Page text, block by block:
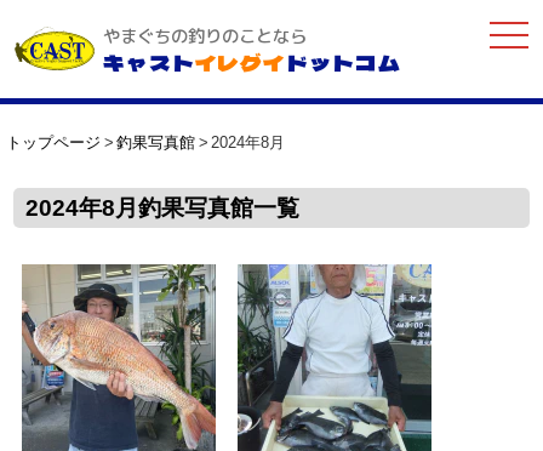
やまぐちの釣りのことなら
キャストイレグイドットコム
トップページ 釣果写真館 2024年8月
2024年8月釣果写真館一覧